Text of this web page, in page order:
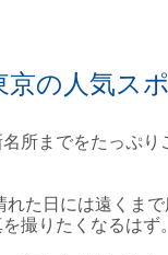
の人気ス
所までをたっぷり
た日には遠くま
撮りたくなるはず。